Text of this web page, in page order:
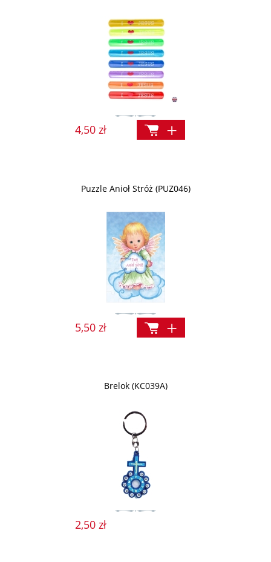
4,50 zł
Puzzle Anioł Stróż (PUZ046)
5,50 zł
Brelok (KC039A)
2,50 zł